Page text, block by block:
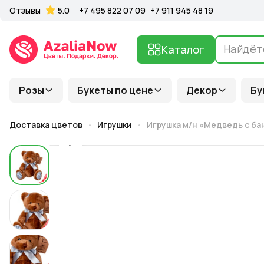
Розы Букеты по цене Декор
Каталог
Отзывы 5.0 +7 495 822 07 09 +7 911 945 48 19
Доставка цветов Игрушки Игрушка м/н «Медведь с